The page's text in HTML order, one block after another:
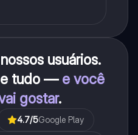
usuários.
tudo — e você
gostar.
4.7/5Google Play